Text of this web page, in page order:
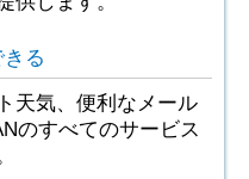
る
天気、便利なメール
のすべてのサービス